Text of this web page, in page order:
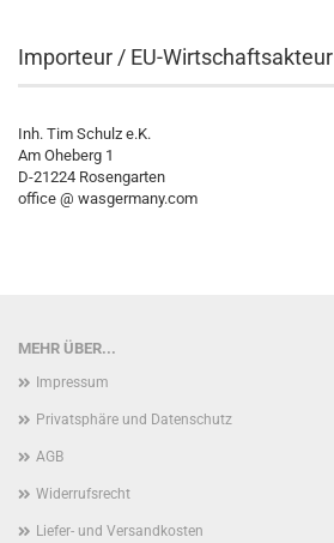
Importeur / EU-Wirtschaftsakteur
Inh. Tim Schulz e.K.
Am Oheberg 1
D-21224 Rosengarten
office @ wasgermany.com
MEHR ÜBER...
Impressum
Privatsphäre und Datenschutz
AGB
Widerrufsrecht
Liefer- und Versandkosten